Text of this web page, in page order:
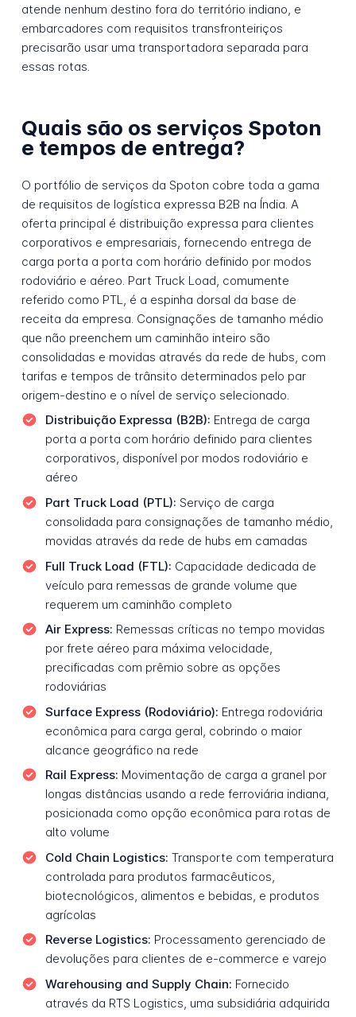
atende nenhum destino fora do território indiano, e
embarcadores com requisitos transfronteiriços
precisarão usar uma transportadora separada para
essas rotas.
Quais são os serviços Spoton
e tempos de entrega?
O portfólio de serviços da Spoton cobre toda a gama
de requisitos de logística expressa B2B na Índia. A
oferta principal é distribuição expressa para clientes
corporativos e empresariais, fornecendo entrega de
carga porta a porta com horário definido por modos
rodoviário e aéreo. Part Truck Load, comumente
referido como PTL, é a espinha dorsal da base de
receita da empresa. Consignações de tamanho médio
que não preenchem um caminhão inteiro são
consolidadas e movidas através da rede de hubs, com
tarifas e tempos de trânsito determinados pelo par
origem-destino e o nível de serviço selecionado.
Distribuição Expressa (B2B): Entrega de carga
porta a porta com horário definido para clientes
corporativos, disponível por modos rodoviário e
aéreo
Part Truck Load (PTL): Serviço de carga
consolidada para consignações de tamanho médio,
movidas através da rede de hubs em camadas
Full Truck Load (FTL): Capacidade dedicada de
veículo para remessas de grande volume que
requerem um caminhão completo
Air Express: Remessas críticas no tempo movidas
por frete aéreo para máxima velocidade,
precificadas com prêmio sobre as opções
rodoviárias
Surface Express (Rodoviário): Entrega rodoviária
econômica para carga geral, cobrindo o maior
alcance geográfico na rede
Rail Express: Movimentação de carga a granel por
longas distâncias usando a rede ferroviária indiana,
posicionada como opção econômica para rotas de
alto volume
Cold Chain Logistics: Transporte com temperatura
controlada para produtos farmacêuticos,
biotecnológicos, alimentos e bebidas, e produtos
agrícolas
Reverse Logistics: Processamento gerenciado de
devoluções para clientes de e-commerce e varejo
Warehousing and Supply Chain: Fornecido
através da RTS Logistics, uma subsidiária adquirida